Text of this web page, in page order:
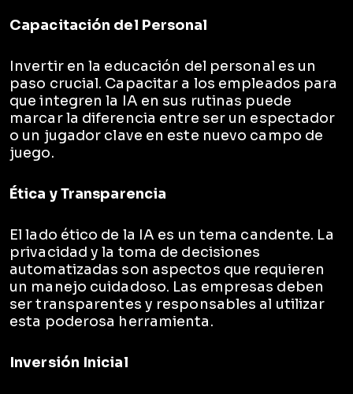
Capacitación del Personal
Invertir en la educación del personal es un
paso crucial. Capacitar a los empleados para
que integren la IA en sus rutinas puede
marcar la diferencia entre ser un espectador
o un jugador clave en este nuevo campo de
juego.
Ética y Transparencia
El lado ético de la IA es un tema candente. La
privacidad y la toma de decisiones
automatizadas son aspectos que requieren
un manejo cuidadoso. Las empresas deben
ser transparentes y responsables al utilizar
esta poderosa herramienta.
Inversión Inicial